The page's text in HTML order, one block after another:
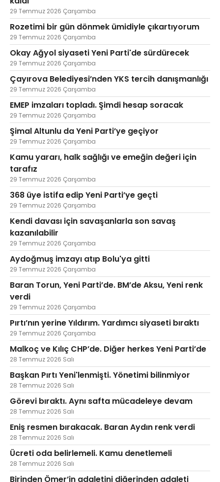
29 Temmuz 2026 Çarşamba
Rozetimi bir gün dönmek ümidiyle çıkartıyorum
29 Temmuz 2026 Çarşamba
Okay Ağyol siyaseti Yeni Parti'de sürdürecek
29 Temmuz 2026 Çarşamba
Çayırova Belediyesi’nden YKS tercih danışmanlığı
29 Temmuz 2026 Çarşamba
EMEP imzaları topladı. Şimdi hesap soracak
29 Temmuz 2026 Çarşamba
Şimal Altunlu da Yeni Parti’ye geçiyor
29 Temmuz 2026 Çarşamba
Kamu yararı, halk sağlığı ve emeğin değeri için
tarafız
29 Temmuz 2026 Çarşamba
368 üye istifa edip Yeni Parti’ye geçti
29 Temmuz 2026 Çarşamba
Kendi davası için savaşanlarla son savaş
kazanılabilir
29 Temmuz 2026 Çarşamba
Aydoğmuş imzayı atıp Bolu'ya gitti
29 Temmuz 2026 Çarşamba
Baran Torun, Yeni Parti’de. BM’de Aksu, Yeni renk
verdi
29 Temmuz 2026 Çarşamba
Pırtı’nın yerine Yıldırım. Yardımcı siyaseti bıraktı
29 Temmuz 2026 Çarşamba
Malkoç ve Kılıç CHP’de. Diğer herkes Yeni Parti’de
28 Temmuz 2026 Salı
Başkan Pırtı Yeni'lenmişti. Yönetimi bilinmiyor
28 Temmuz 2026 Salı
Görevi bıraktı. Aynı safta mücadeleye devam
28 Temmuz 2026 Salı
Eniş resmen bırakacak. Baran Aydın renk verdi
28 Temmuz 2026 Salı
Ücreti oda belirlemeli. Kamu denetlemeli
28 Temmuz 2026 Salı
Birinden Ömer’in adaletini diğerinden adaleti